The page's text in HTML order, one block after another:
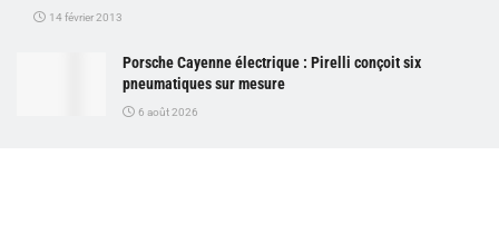
14 février 2013
Porsche Cayenne électrique : Pirelli conçoit six
pneumatiques sur mesure
6 août 2026